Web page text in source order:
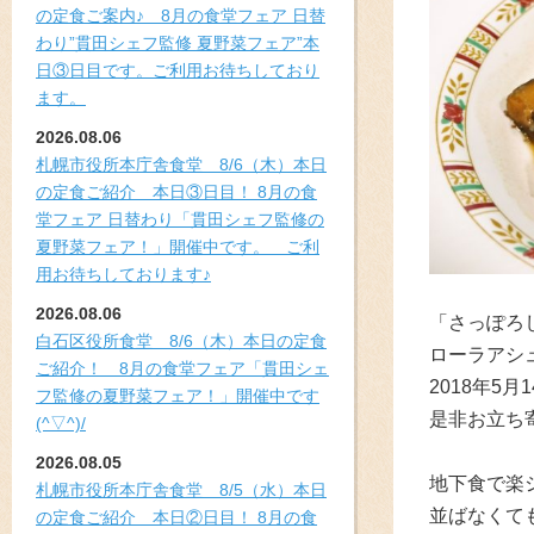
の定食ご案内♪ 8月の食堂フェア 日替
わり”貫田シェフ監修 夏野菜フェア”本
日③日目です。ご利用お待ちしており
ます。
2026.08.06
札幌市役所本庁舎食堂 8/6（木）本日
の定食ご紹介 本日③日目！ 8月の食
堂フェア 日替わり「貫田シェフ監修の
夏野菜フェア！」開催中です。 ご利
用お待ちしております♪
2026.08.06
白石区役所食堂 8/6（木）本日の定食
ご紹介！ 8月の食堂フェア「貫田シェ
フ監修の夏野菜フェア！」開催中です
(^▽^)/
2026.08.05
札幌市役所本庁舎食堂 8/5（水）本日
の定食ご紹介 本日②日目！ 8月の食
「さっぽ
ローラアシ
2018年5月
是非お立ち
地下食で楽
並ばなくて